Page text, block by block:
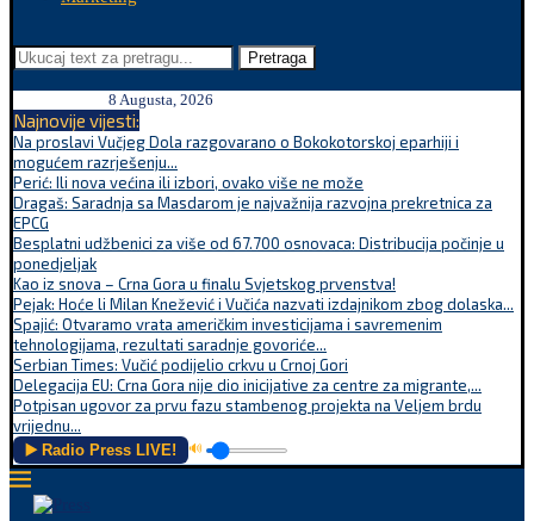
Pretraga
8 Augusta, 2026
Najnovije vijesti:
Na proslavi Vučjeg Dola razgovarano o Bokokotorskoj eparhiji i
mogućem razrješenju...
Perić: Ili nova većina ili izbori, ovako više ne može
Dragaš: Saradnja sa Masdarom je najvažnija razvojna prekretnica za
EPCG
Besplatni udžbenici za više od 67.700 osnovaca: Distribucija počinje u
ponedjeljak
Kao iz snova – Crna Gora u finalu Svjetskog prvenstva!
Pejak: Hoće li Milan Knežević i Vučića nazvati izdajnikom zbog dolaska...
Spajić: Otvaramo vrata američkim investicijama i savremenim
tehnologijama, rezultati saradnje govoriće...
Serbian Times: Vučić podijelio crkvu u Crnoj Gori
Delegacija EU: Crna Gora nije dio inicijative za centre za migrante,...
Potpisan ugovor za prvu fazu stambenog projekta na Veljem brdu
vrijednu...
▶️ Radio Press LIVE! 🔊